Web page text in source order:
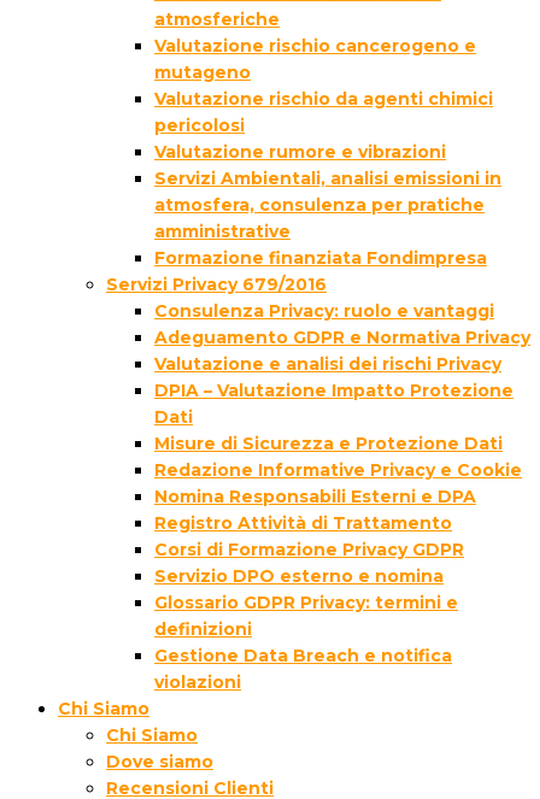
atmosferiche
Valutazione rischio cancerogeno e
mutageno
Valutazione rischio da agenti chimici
pericolosi
Valutazione rumore e vibrazioni
Servizi Ambientali, analisi emissioni in
atmosfera, consulenza per pratiche
amministrative
Formazione finanziata Fondimpresa
Servizi Privacy 679/2016
Consulenza Privacy: ruolo e vantaggi
Adeguamento GDPR e Normativa Privacy
Valutazione e analisi dei rischi Privacy
DPIA – Valutazione Impatto Protezione
Dati
Misure di Sicurezza e Protezione Dati
Redazione Informative Privacy e Cookie
Nomina Responsabili Esterni e DPA
Registro Attività di Trattamento
Corsi di Formazione Privacy GDPR
Servizio DPO esterno e nomina
Glossario GDPR Privacy: termini e
definizioni
Gestione Data Breach e notifica
violazioni
Chi Siamo
Chi Siamo
Dove siamo
Recensioni Clienti